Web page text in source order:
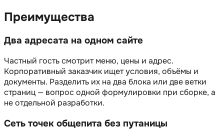
Преимущества
Два адресата на одном сайте
Частный гость смотрит меню, цены и адрес.
Корпоративный заказчик ищет условия, объёмы и
документы. Разделить их на два блока или две ветки
страниц — вопрос одной формулировки при сборке, а
не отдельной разработки.
Сеть точек общепита без путаницы